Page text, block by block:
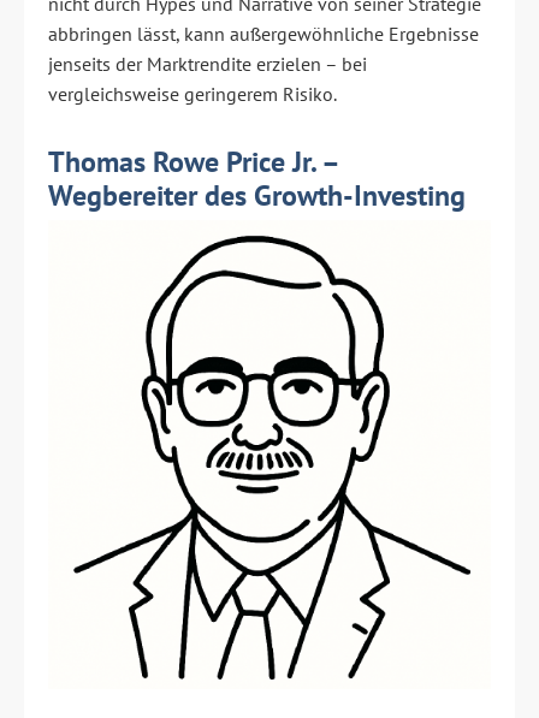
abbringen lässt, kann außergewöhnliche Ergebnisse
jenseits der Marktrendite erzielen – bei
vergleichsweise geringerem Risiko.
Thomas Rowe Price Jr. –
Wegbereiter des Growth-Investing